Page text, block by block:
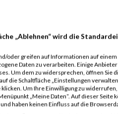
bei, die Muskulatur zu
können in den ersten
und Cool-down-Phasen sind
Signale des eigenen Körpers zu
Mit diesen Maßnahmen
Renntag erreichen und
„Ablehnen“ wird die
oder greifen auf Informationen auf einem
Daten zu verarbeiten. Einige
Um dem zu widersprechen, öffnen Sie
die Schaltfläche „Einstellungen
Um Ihre Einwilligung zu
„Meine Daten“. Auf dieser
haben keinen Einfluss auf die